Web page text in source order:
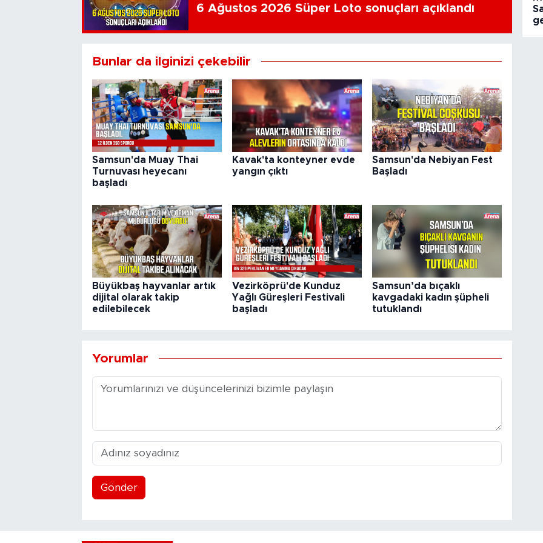
6 Ağustos 2026 Süper Loto sonuçları açıklandı
Bunlar da ilginizi çekebilir
Samsun'da Muay Thai
Turnuvası heyecanı
başladı
Kavak'ta konteyner evde
yangın çıktı
Samsun'da Nebiyan Fest
Başladı
Büyükbaş hayvanlar artık
dijital olarak takip
edilebilecek
Vezirköprü'de Kunduz
Yağlı Güreşleri Festivali
başladı
Samsun’da bıçaklı
kavgadaki kadın şüpheli
tutuklandı
Yorumlar
Gönder